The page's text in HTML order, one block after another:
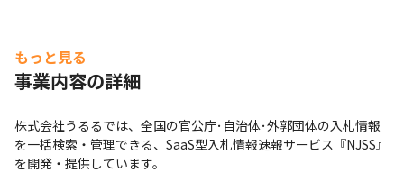
もっと見る
事業内容の詳細
株式会社うるるでは、全国の官公庁･自治体･外郭団体の入札情報
を一括検索・管理できる、SaaS型入札情報速報サービス『NJSS』
を開発・提供しています。